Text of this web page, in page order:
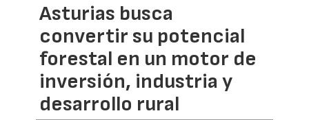
Asturias busca
convertir su potencial
forestal en un motor de
inversión, industria y
desarrollo rural